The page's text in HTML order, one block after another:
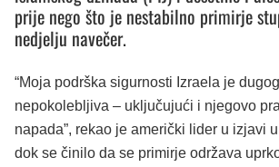
prije nego što je nestabilno primirje
nedjelju navečer.
“Moja podrška sigurnosti Izraela je
nepokolebljiva – uključujući i njegovo
napada”, rekao je američki lider u izjavi
dok se činilo da se primirje održava